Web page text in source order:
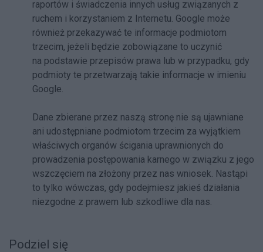
raportów i świadczenia innych usług związanych z
ruchem i korzystaniem z Internetu. Google może
również przekazywać te informacje podmiotom
trzecim, jeżeli będzie zobowiązane to uczynić
na podstawie przepisów prawa lub w przypadku, gdy
podmioty te przetwarzają takie informacje w imieniu
Google.
Dane zbierane przez naszą stronę nie są ujawniane
ani udostępniane podmiotom trzecim za wyjątkiem
właściwych organów ścigania uprawnionych do
prowadzenia postępowania karnego w związku z jego
wszczęciem na złożony przez nas wniosek. Nastąpi
to tylko wówczas, gdy podejmiesz jakieś działania
niezgodne z prawem lub szkodliwe dla nas.
Podziel się